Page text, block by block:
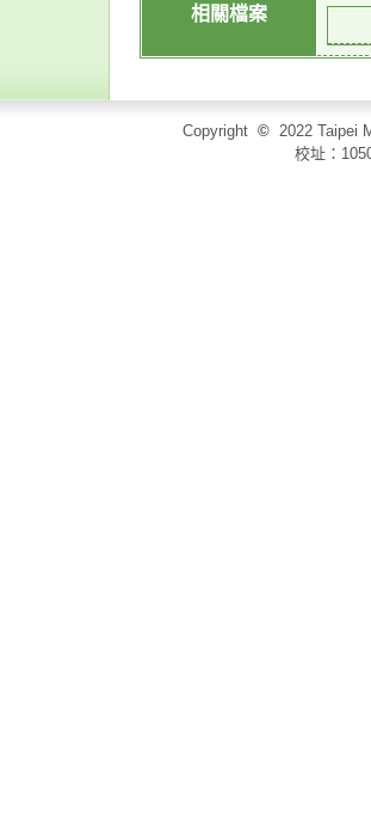
相關檔案
Copyright © 2022 Taipei
校址：